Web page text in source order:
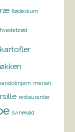
flødeskum
hvedebrød
kartofler
merian
restauranter
svinekød